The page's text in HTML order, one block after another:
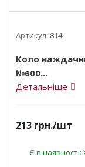
Артикул: 814
Коло
№600...
Детальніше
213 грн./шт
Є в наявності: